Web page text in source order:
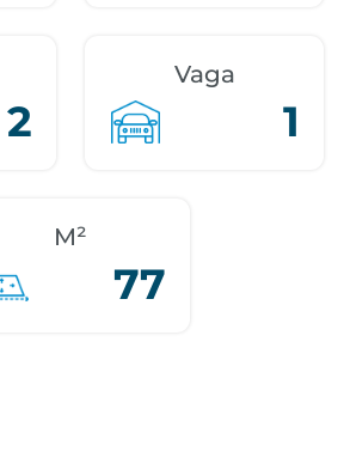
2
Vaga
1
M²
77